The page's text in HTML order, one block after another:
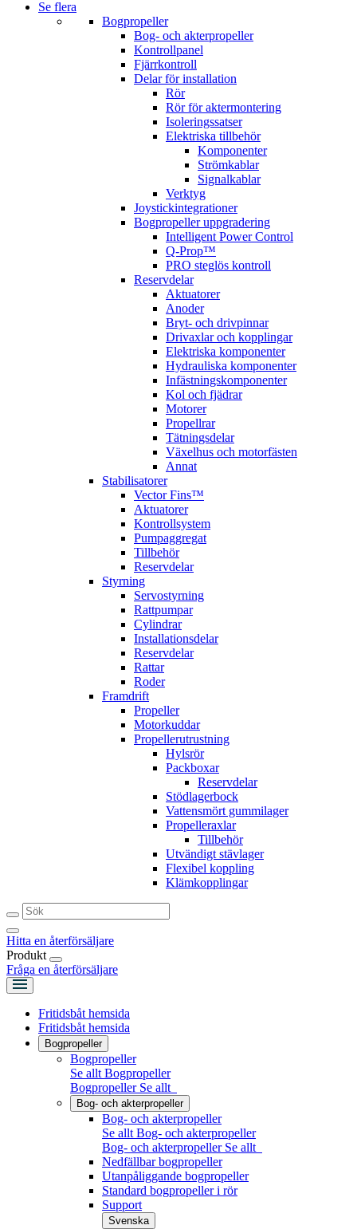
Se flera
Bogpropeller
Bog- och akterpropeller
Kontrollpanel
Fjärrkontroll
Delar för installation
Rör
Rör för aktermontering
Isoleringssatser
Elektriska tillbehör
Komponenter
Strömkablar
Signalkablar
Verktyg
Joystickintegrationer
Bogpropeller uppgradering
Intelligent Power Control
Q-Prop™
PRO steglös kontroll
Reservdelar
Aktuatorer
Anoder
Bryt- och drivpinnar
Drivaxlar och kopplingar
Elektriska komponenter
Hydrauliska komponenter
Infästningskomponenter
Kol och fjädrar
Motorer
Propellrar
Tätningsdelar
Växelhus och motorfästen
Annat
Stabilisatorer
Vector Fins™
Aktuatorer
Kontrollsystem
Pumpaggregat
Tillbehör
Reservdelar
Styrning
Servostyrning
Rattpumpar
Cylindrar
Installationsdelar
Reservdelar
Rattar
Roder
Framdrift
Propeller
Motorkuddar
Propellerutrustning
Hylsrör
Packboxar
Reservdelar
Stödlagerbock
Vattensmört gummilager
Propelleraxlar
Tillbehör
Utvändigt stävlager
Flexibel koppling
Klämkopplingar
Hitta en återförsäljare
Produkt
Fråga en återförsäljare
Fritidsbåt hemsida
Fritidsbåt hemsida
Bogpropeller
Bogpropeller
Se allt Bogpropeller
Bogpropeller Se allt
Bog- och akterpropeller
Bog- och akterpropeller
Se allt Bog- och akterpropeller
Bog- och akterpropeller Se allt
Nedfällbar bogpropeller
Utanpåliggande bogpropeller
Standard bogpropeller i rör
Support
Svenska